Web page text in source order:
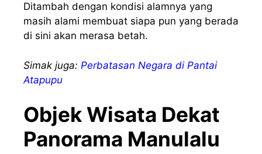
Ditambah dengan kondisi alamnya yang
masih alami membuat siapa pun yang berada
di sini akan merasa betah.
Simak juga: Perbatasan Negara di Pantai
Atapupu
Objek Wisata Dekat
Panorama Manulalu